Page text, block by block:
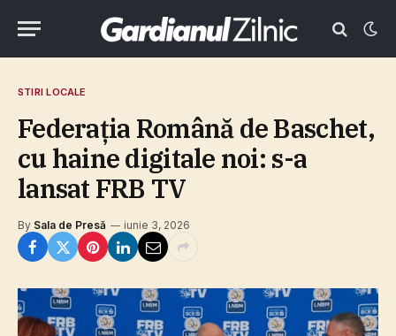
STIRI LOCALE
Federaţia Română de Baschet,
cu haine digitale noi: s-a
lansat FRB TV
By Sala de Presă iunie 3, 2026